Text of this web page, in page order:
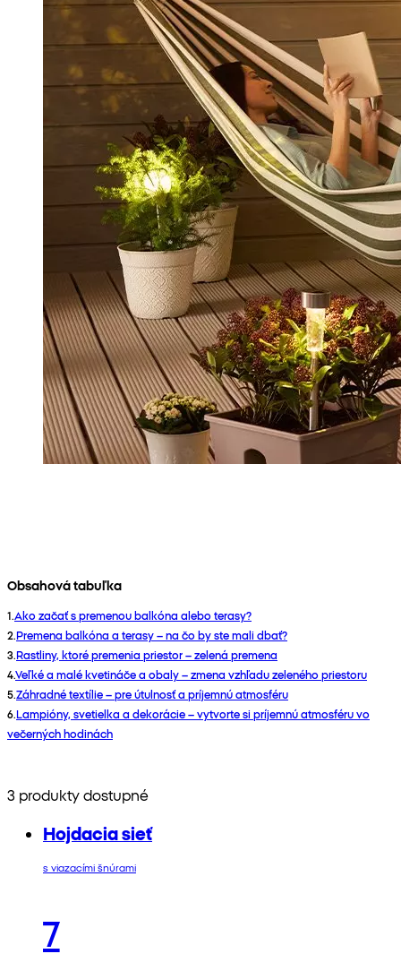
Obsahová tabuľka
1.Ako začať s premenou balkóna alebo terasy?
2.Premena balkóna a terasy – na čo by ste mali dbať?
3.Rastliny, ktoré premenia priestor – zelená premena
4.Veľké a malé kvetináče a obaly – zmena vzhľadu zeleného priestoru
5.Záhradné textílie – pre útulnosť a príjemnú atmosféru
6.Lampióny, svetielka a dekorácie – vytvorte si príjemnú atmosféru vo
večerných hodinách
3 produkty dostupné
Hojdacia sieť
s viazacími šnúrami
7